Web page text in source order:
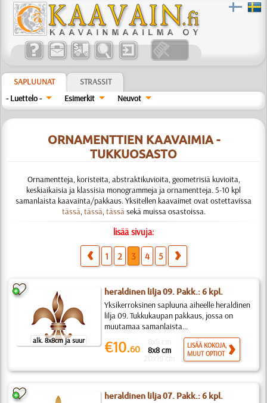
SAPLUUNAT
STRASSIT
- Luettelo -
Esimerkit Neuvot
ORNAMENTTIEN KAAVAIMIA -
TUKKUOSASTO
Ornamentteja, koristeita, abstraktikuvioita, geometrisiä kuvioita,
keskiaikaisia ja klassisia monogrammeja ja ornamentteja. 5-10 kpl
samanlaista kaavainta/pakkaus. Yksitellen kaavaimet ovat ostettavissa
tässä, tässä, tässäsekä muissa osastoissa.
lisää sivuja:
1 2 3 4 5
alk. 8x8cm ja suur
heraldinen lilja 09. Pakk.: 6 kpl.
Yksikerroksinen sapluuna aiheelle heraldinen
lilja 09. Tukkukaupan pakkaus, jossa on
muutamaa samanlaista...
€10.60 8x8 cm
LISÄÄ KOKOJA,
MUUT OPTIOT
heraldinen lilja 07. Pakk.: 6 kpl.